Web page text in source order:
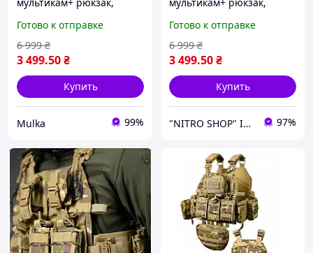
25х30, военая плитоноска
мультикам olghfd
Готово к отправке
3 499.50₴
6 999 ₴
Купить
Mulka 99%
25х30, военая плитоноска
мультикам
Готово к отправке
3 499.50₴
6 999 ₴
Купить
"NITRO SHOP" Інтернет магазин 97%